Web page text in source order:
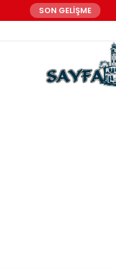
SON GELİŞME